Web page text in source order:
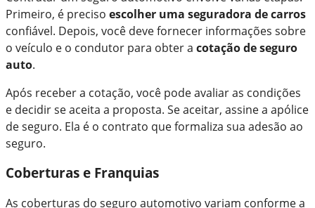
Primeiro, é preciso escolher uma seguradora de carros
confiável. Depois, você deve fornecer informações sobre
o veículo e o condutor para obter a cotação de seguro
auto.
Após receber a cotação, você pode avaliar as condições
e decidir se aceita a proposta. Se aceitar, assine a apólice
de seguro. Ela é o contrato que formaliza sua adesão ao
seguro.
Coberturas e Franquias
As coberturas do seguro automotivo variam conforme a